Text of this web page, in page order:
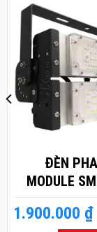
ĐÈN
MODULE
CÔNG
1.900.000 ₫